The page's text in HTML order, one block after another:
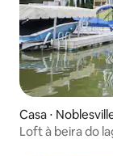
Casa ⋅
Loft à beira do